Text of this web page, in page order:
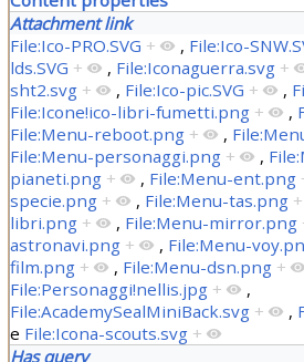
Attachment link
File:Ico-PRO.SVG + , File:Ico-
lds.SVG + , File:Iconaguerra.svg +
sht2.svg + , File:Ico-pic.SVG + ,
File:Icone!ico-libri-fumetti.png + ,
File:Menu-reboot.png + ,
File:Menu-personaggi.png + ,
pianeti.png + , File:Menu-ent.png
specie.png + , File:Menu-tas.png +
libri.png + , File:Menu-mirror.png
astronavi.png + , File:Menu-
film.png + , File:Menu-dsn.png +
File:Personaggi!nellis.jpg +
,
File:AcademySealMiniBack.svg + ,
e File:Icona-scouts.svg +
Has query